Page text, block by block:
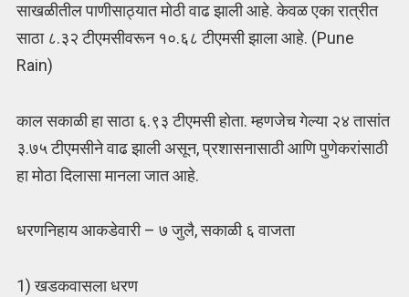
साखळीतील पाणीसाठ्यात मोठी वाढ झाली आहे. केवळ एका रात्रीत
साठा ८.३२ टीएमसीवरून १०.६८ टीएमसी झाला आहे. (Pune
Rain)
काल सकाळी हा साठा ६.९३ टीएमसी होता. म्हणजेच गेल्या २४ तासांत
३.७५ टीएमसीने वाढ झाली असून, प्रशासनासाठी आणि पुणेकरांसाठी
हा मोठा दिलासा मानला जात आहे.
धरणनिहाय आकडेवारी – ७ जुलै, सकाळी ६ वाजता
1) खडकवासला धरण